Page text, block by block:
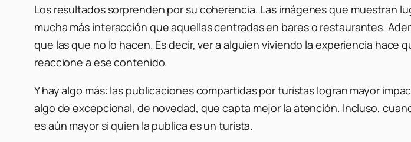
Los resultados sorprenden por su coherencia. Las imágenes que muestran
mucha más interacción que aquellas centradas en bares o restaurantes.
que las que no lo hacen. Es decir, ver a alguienviviendo la experiencia hace
reaccione a ese contenido.
Y hay algo más: las publicaciones compartidas por turistas logran mayor
algo de excepcional, de novedad, que capta mejor la atención. Incluso,
es aún mayor si quien la publica es un turista.